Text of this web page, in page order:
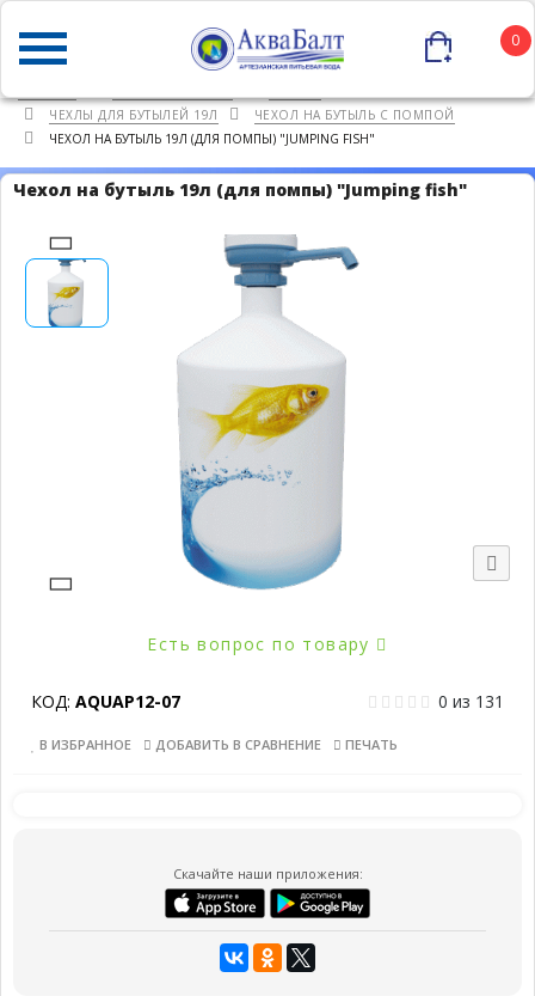
0
ЧЕХЛЫ ДЛЯ БУТЫЛЕЙ 19Л
ЧЕХОЛ НА БУТЫЛЬ С ПОМПОЙ
ЧЕХОЛ НА БУТЫЛЬ 19Л (ДЛЯ ПОМПЫ) "JUMPING FISH"
Чехол на бутыль 19л (для помпы) "Jumping fish"
Есть вопрос по товару
КОД: AQUAP12-07 0 из 131
В ИЗБРАННОЕ ДОБАВИТЬ В СРАВНЕНИЕ ПЕЧАТЬ
Скачайте наши приложения: